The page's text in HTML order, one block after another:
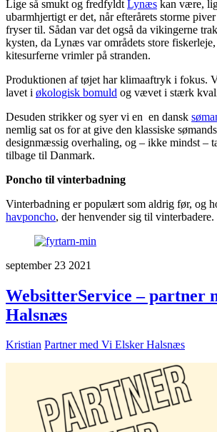
Lige så smukt og fredfyldt Lynæs kan være,
ubarmhjertigt er det, når efterårets storme
fryser til. Sådan var det også da vikingerne
kysten, da Lynæs var områdets store
kitesurferne vrimler på stranden.
Produktionen af tøjet har klimaaftryk i fokus.
lavet i økologisk bomuld og vævet i stærk
Desuden strikker og syer vi en en dansk
nemlig sat os for at give den klassiske
designmæssig overhaling, og – ikke mindst –
tilbage til Danmark.
Poncho til vinterbadning
Vinterbadning er populært som aldrig før, og
havponcho, der henvender sig til vinterbadere.
september 23 2021
WebsitterService – partner
Halsnæs
Kristian Partner med Vi Elsker Halsnæs